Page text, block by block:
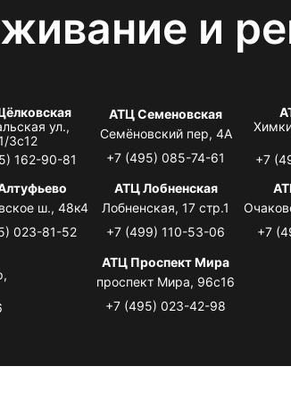
и
ул.,
3с12
162-90-81
АТЦ Семеновская
Семёновский пер, 4А
+7 (495) 085-74-61
+7
ш., 48к4
023-81-52
АТЦ Лобненская
Лобненская, 17 стр.1
+7 (499) 110-53-06
+7
АТЦ Проспект Мира
проспект Мира, 96с16
+7 (495) 023-42-98